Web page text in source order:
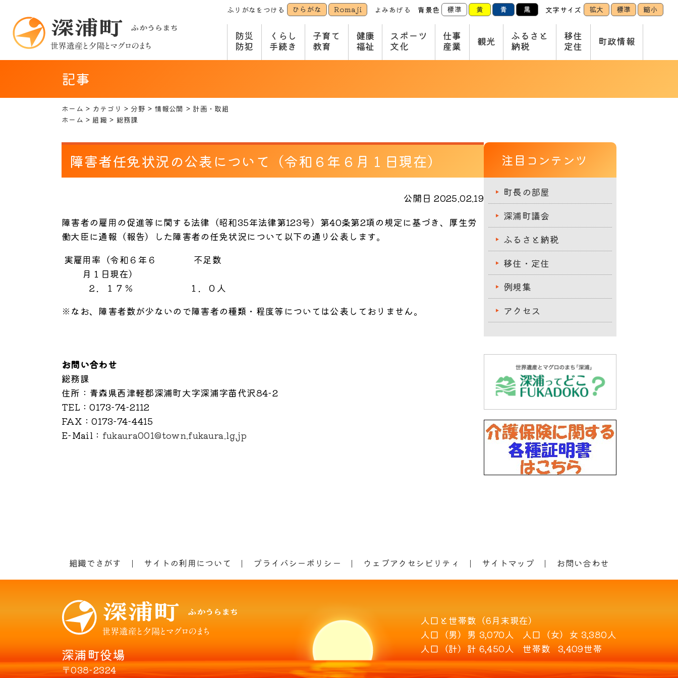
ふりがなをつける ひらがな Romaji よみあげる 背景色 標準 黄 青 黒 文字サイズ 拡大 標準 縮小
防災
防犯
くらし
手続き
子育て
教育
健康
福祉
スポーツ
文化
仕事
産業
観光
ふるさと
納税
移住
定住
町政情報
記事
ホーム カテゴリ 分野 情報公開
計画・取組
ホーム
組織 総務課
障害者任免状況の公表について（令和６年６月１日現在）
公開日 2025.02.19
障害者の雇用の促進等に関する法律（昭和35年法律第123号）第40条第2項の規定に基づき、厚生労
働大臣に通報（報告）した障害者の任免状況について以下の通り公表します。
実雇用率（令和６年６
月１日現在）
不足数
２．１７％
１．０人
※なお、障害者数が少ないので障害者の種類・程度等については公表しておりません。
お問い合わせ
総務課
住所 ：青森県西津軽郡深浦町大字深浦字苗代沢84-2
TEL ：0173-74-2112
FAX ：0173-74-4415
E-Mail ： fukaura001@town.fukaura.lg.jp
注目コンテンツ
町長の部屋
深浦町議会
ふるさと納税
移住・定住
例規集
アクセス
組織でさがす サイトの利用について プライバシーポリシー ウェブアクセシビリティ サイトマップ お問い合わせ
深浦町役場
〒038-2324
人口と世帯数（6月末現在）
人口（男） 男 3,070人 人口（女） 女 3,380人
人口（計） 計 6,450人 世帯数 3,409世帯